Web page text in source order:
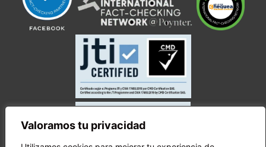
Valoramos tu privacidad